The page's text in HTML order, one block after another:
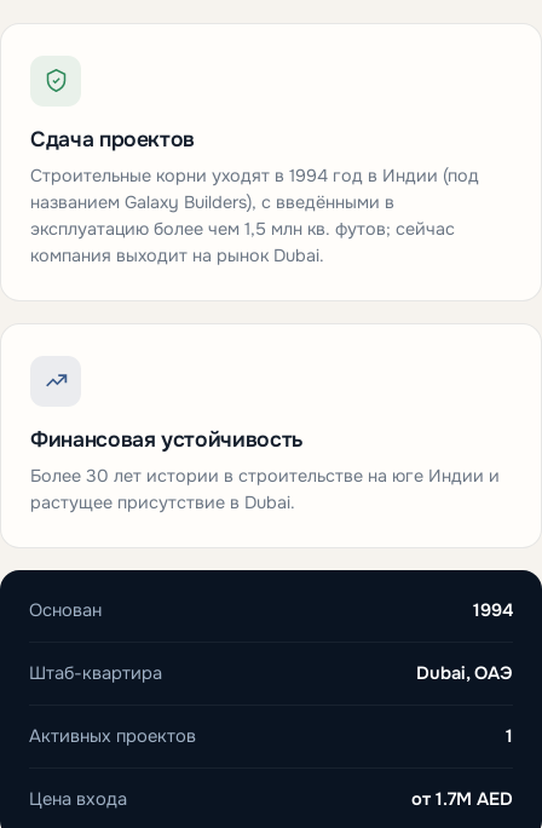
Сдача проектов
Строительные корни уходят в 1994 год в Индии (под
названием Galaxy Builders), с введёнными в
эксплуатацию более чем 1,5 млн кв. футов; сейчас
компания выходит на рынок Dubai.
Финансовая устойчивость
Более 30 лет истории в строительстве на юге Индии и
растущее присутствие в Dubai.
Основан 1994
Штаб-квартира Dubai, ОАЭ
Активных проектов 1
Цена входа от 1.7M AED